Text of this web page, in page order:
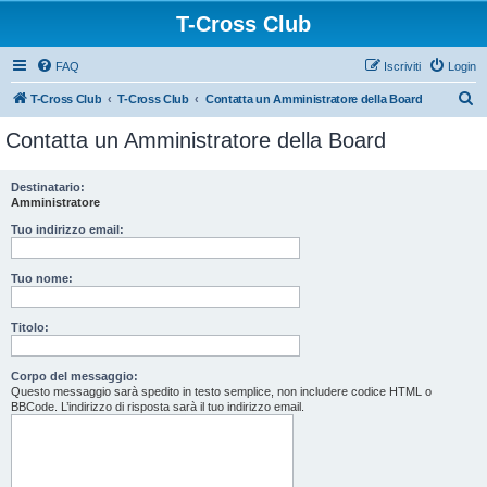
T-Cross Club
FAQ Login
Iscriviti
T-Cross Club T-Cross Club Contatta un Amministratore della Board
Contatta un Amministratore della Board
Destinatario:
Amministratore
Tuo indirizzo email:
Tuo nome:
Titolo:
Corpo del messaggio:
Questo messaggio sarà spedito in testo semplice, non includere codice HTML o
BBCode. L’indirizzo di risposta sarà il tuo indirizzo email.